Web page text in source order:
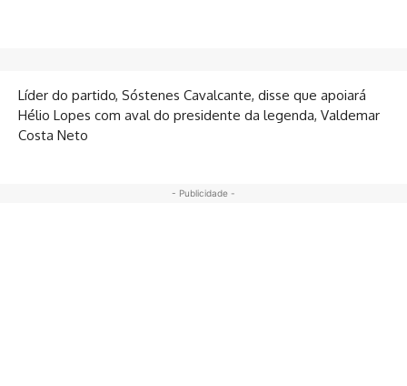
Líder do partido, Sóstenes Cavalcante, disse que apoiará
Hélio Lopes com aval do presidente da legenda, Valdemar
Costa Neto
- Publicidade -